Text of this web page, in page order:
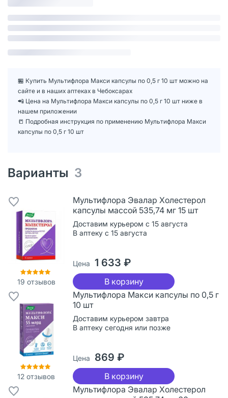
🏪 Купить Мультифлора Макси капсулы по 0,5 г 10 шт можно на
сайте и в наших аптеках в Чебоксарах
📲 Цена на Мультифлора Макси капсулы по 0,5 г 10 шт ниже в
нашем приложении
📒 Подробная инструкция по применению Мультифлора Макси
капсулы по 0,5 г 10 шт
Варианты 3
19 отзывов
Мультифлора Эвалар Холестерол
капсулы массой 535,74 мг 15 шт
Доставим курьером с 15 августа
В аптеку с 15 августа
Цена 1 633 ₽
В корзину
12 отзывов
Мультифлора Макси капсулы по 0,5 г
10 шт
Доставим курьером завтра
В аптеку сегодня или позже
Цена 869 ₽
В корзину
Мультифлора Эвалар Холестерол